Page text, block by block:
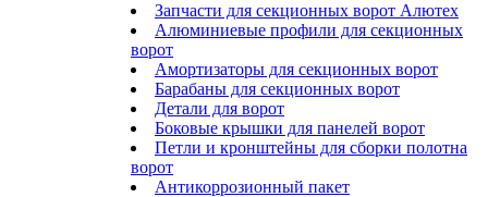
Запчасти для секционных ворот Алютех
Алюминиевые профили для секционных
ворот
Амортизаторы для секционных ворот
Барабаны для секционных ворот
Детали для ворот
Боковые крышки для панелей ворот
Петли и кронштейны для сборки полотна
ворот
Антикоррозионный пакет